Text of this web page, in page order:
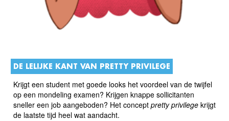
DE LELIJKE KANT VAN PRETTY PRIVILEGE
Krijgt een student met goede looks het voordeel van de twijfel
op een mondeling examen? Krijgen knappe sollicitanten
sneller een job aangeboden? Het concept pretty privilege krijgt
de laatste tijd heel wat aandacht.